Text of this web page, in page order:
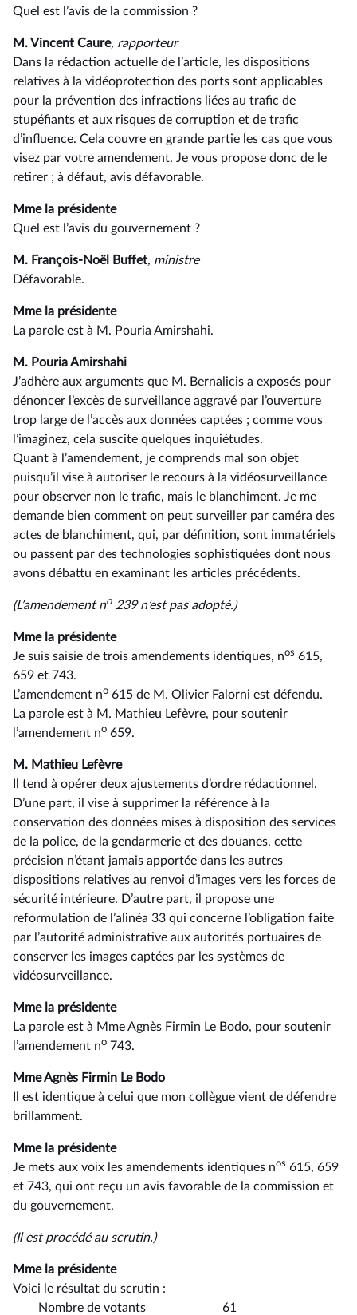
Quel est l’avis de la commission ?
M. Vincent Caure, rapporteur
Dans la rédaction actuelle de l’article, les dispositions
relatives à la vidéoprotection des ports sont applicables
pour la prévention des infractions liées au trafic de
stupéfiants et aux risques de corruption et de trafic
d’influence. Cela couvre en grande partie les cas que vous
visez par votre amendement. Je vous propose donc de le
retirer ; à défaut, avis défavorable.
Mme la présidente
Quel est l’avis du gouvernement ?
M. François-Noël Buffet, ministre
Défavorable.
Mme la présidente
La parole est à M. Pouria Amirshahi.
M. Pouria Amirshahi
J’adhère aux arguments que M. Bernalicis a exposés pour
dénoncer l’excès de surveillance aggravé par l’ouverture
trop large de l’accès aux données captées ; comme vous
l’imaginez, cela suscite quelques inquiétudes.
Quant à l’amendement, je comprends mal son objet
puisqu’il vise à autoriser le recours à la vidéosurveillance
pour observer non le trafic, mais le blanchiment. Je me
demande bien comment on peut surveiller par caméra des
actes de blanchiment, qui, par définition, sont immatériels
ou passent par des technologies sophistiquées dont nous
avons débattu en examinant les articles précédents.
(L’amendement no 239 n’est pas adopté.)
Mme la présidente
Je suis saisie de trois amendements identiques, nos 615,
659 et 743.
L’amendement no 615 de M. Olivier Falorni est défendu.
La parole est à M. Mathieu Lefèvre, pour soutenir
l’amendement no 659.
M. Mathieu Lefèvre
Il tend à opérer deux ajustements d’ordre rédactionnel.
D’une part, il vise à supprimer la référence à la
conservation des données mises à disposition des services
de la police, de la gendarmerie et des douanes, cette
précision n’étant jamais apportée dans les autres
dispositions relatives au renvoi d’images vers les forces de
sécurité intérieure. D’autre part, il propose une
reformulation de l’alinéa 33 qui concerne l’obligation faite
par l’autorité administrative aux autorités portuaires de
conserver les images captées par les systèmes de
vidéosurveillance.
Mme la présidente
La parole est à Mme Agnès Firmin Le Bodo, pour soutenir
l’amendement no 743.
Mme Agnès Firmin Le Bodo
Il est identique à celui que mon collègue vient de défendre
brillamment.
Mme la présidente
Je mets aux voix les amendements identiques nos 615, 659
et 743, qui ont reçu un avis favorable de la commission et
du gouvernement.
(Il est procédé au scrutin.)
Mme la présidente
Voici le résultat du scrutin :
Nombre de votants 61